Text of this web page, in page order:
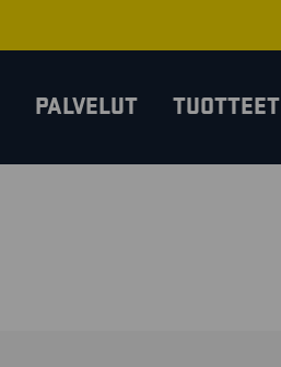
PALVELUT TUOTTEET